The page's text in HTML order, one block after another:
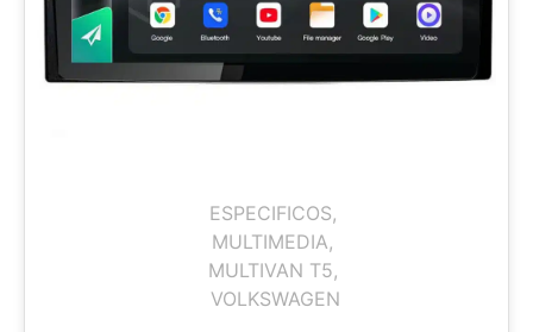
ESPECIFICOS,
MULTIMEDIA,
MULTIVAN T5,
VOLKSWAGEN